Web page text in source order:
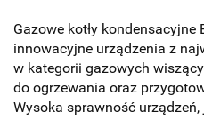
Gazowe kotły kondensacyjne
innowacyjne urządzenia z
w kategorii gazowych
do ogrzewania oraz
Wysoka sprawność